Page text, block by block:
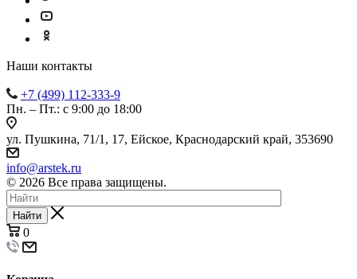
Наши контакты
+7 (499) 112-333-9
Пн. – Пт.: с 9:00 до 18:00
ул. Пушкина, 71/1, 17, Ейское, Краснодарский край, 353690
info@arstek.ru
© 2026 Все права защищены.
Найти
0